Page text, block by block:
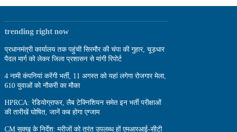
trending right now
प्रधानमंत्री कार्यालय तक पहुंची सिरमौर की चंपा की गुहार, चूड़धार
पैदल मार्ग को लेकर जिला प्रशासन से मांगी रिपोर्ट
4 नामी कंपनियां करेंगी भर्ती, 11 अगस्त को यहां लगेगा रोजगार मेला,
610 युवाओं को नौकरी का मौका
HPRCA: रेडियोग्राफर, लैब टेक्निशियन समेत इन भर्ती परीक्षाओं
की तारीखें घोषित, जानें कब होगा एग्जाम
CM सुक्खू के निर्देश: मरीजों को तुरंत उपलब्ध हों एमआरआई-सीटी